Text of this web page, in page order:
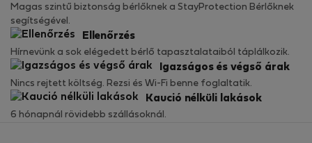
Magas szintű biztonság bérlőknek a StayProtection Bérlőknek
segítségével.
Ellenőrzés
Hírnevünk a sok elégedett bérlő tapasztalataiból táplálkozik.
Igazságos és végső árak
Nincs rejtett költség. Rezsi és Wi-Fi benne foglaltatik.
Kaució nélküli lakások
6 hónapnál rövidebb szállásoknál.